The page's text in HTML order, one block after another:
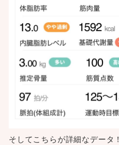
そしてこちらが詳細なデータ！